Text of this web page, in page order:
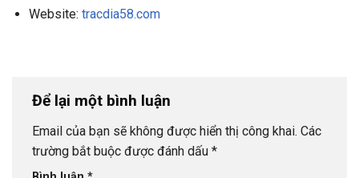
Website: tracdia58.com
Để lại một bình luận
Email của bạn sẽ không được hiển thị công khai. Các
trường bắt buộc được đánh dấu *